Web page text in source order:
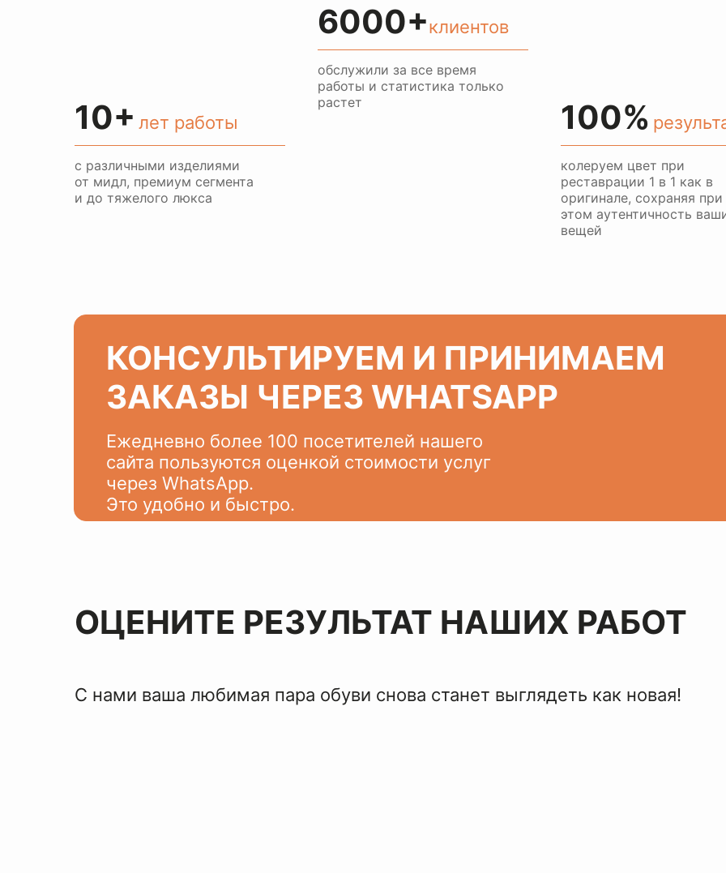
КОНСУЛЬТИРУЕМ И ПРИНИМАЕМ
ЗАКАЗЫ ЧЕРЕЗ WHATSAPP
Ежедневно более 100 посетителей нашего
сайта пользуются оценкой стоимости услуг
через WhatsApp.
Это удобно и быстро.
10+
с различными изделиями
от мидл, премиум сегмента
и до тяжелого люкса
лет работы 100%
колеруем цвет при
реставрации 1 в 1 как в
оригинале, сохраняя при
этом аутентичность
вещей
6000+
обслужили за все время
работы и статистика только
растет
клиентов
ОЦЕНИТЕ РЕЗУЛЬТАТ НАШИХ РАБОТ
С нами ваша любимая пара обуви снова станет выглядеть как новая!